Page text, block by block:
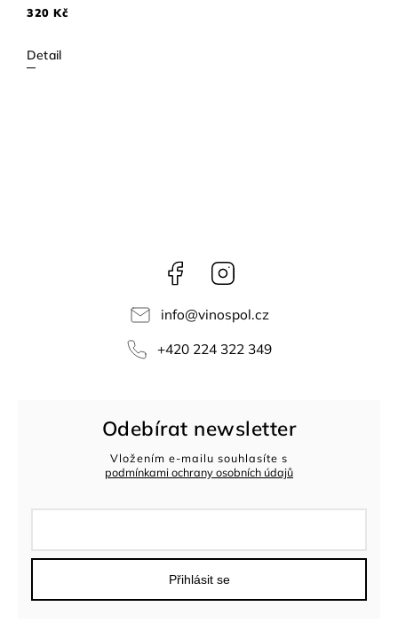
320 Kč
Detail
Facebook
info@vinospol.cz
+420 224 322 349
Odebírat newsletter
Vložením e-mailu souhlasíte s
podmínkami ochrany osobních údajů
Přihlásit se